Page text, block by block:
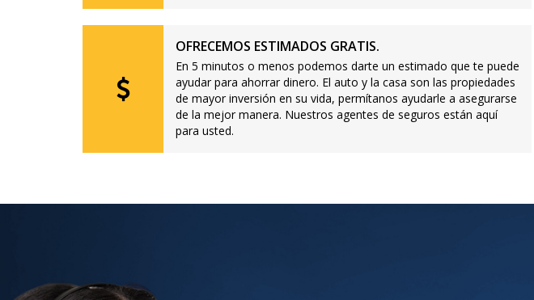
OFRECEMOS ESTIMADOS GRATIS.
En 5 minutos o menos podemos darte un estimado que te puede
ayudar para ahorrar dinero. El auto y la casa son las propiedades
de mayor inversión en su vida, permítanos ayudarle a asegurarse
de la mejor manera. Nuestros agentes de seguros están aquí
para usted.